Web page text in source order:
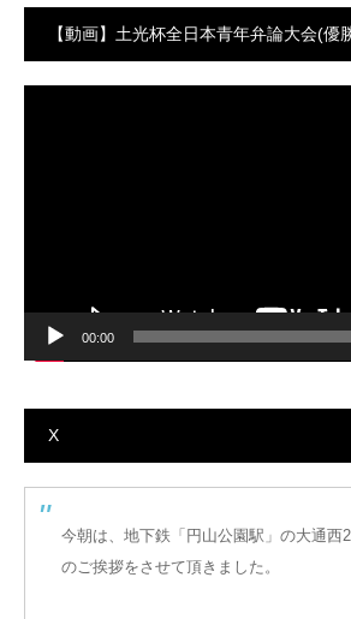
【動画】土光杯全日本青年弁論大会(優
動
00:00
X
今朝は、地下鉄「円山公園駅」の大通西
のご挨拶をさせて頂きました。